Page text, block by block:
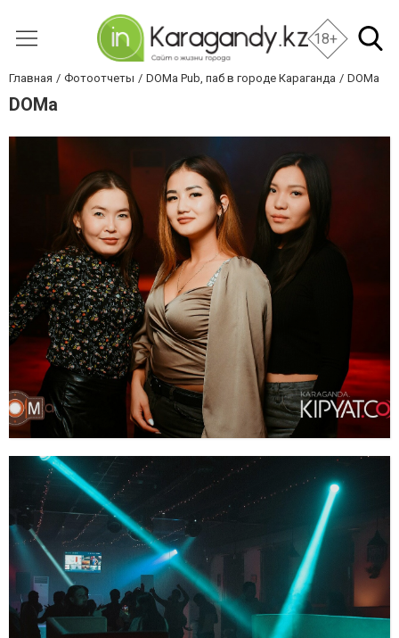
18+
Главная Фотоотчеты DOMa Pub, паб в городе Караганда DOMa
DOMa